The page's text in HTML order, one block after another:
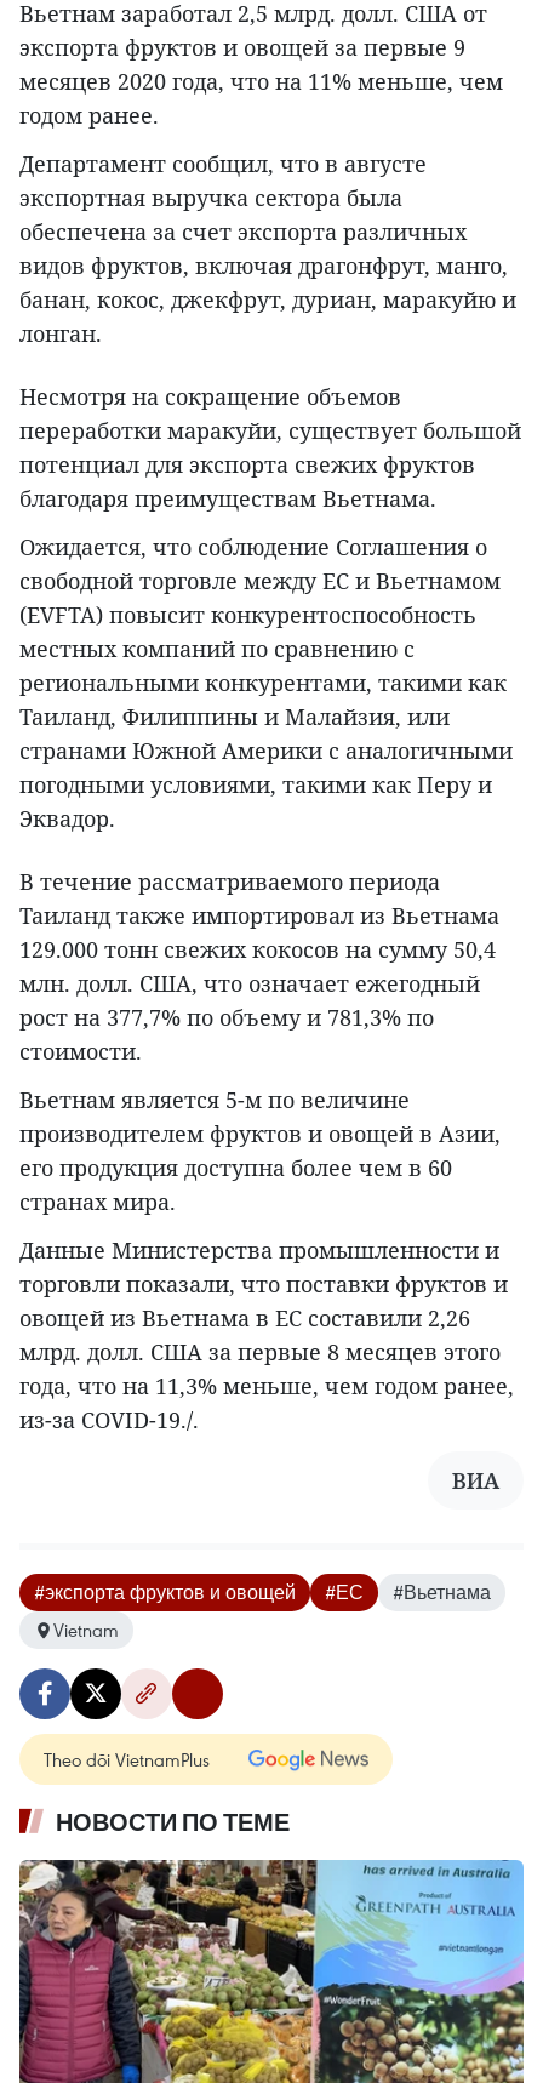
Вьетнам заработал 2,5 млрд. долл. США от
экспорта фруктов и овощей за первые 9
месяцев 2020 года, что на 11% меньше, чем
годом ранее.
Департамент сообщил, что в августе
экспортная выручка сектора была
обеспечена за счет экспорта различных
видов фруктов, включая драгонфрут, манго,
банан, кокос, джекфрут, дуриан, маракуйю и
лонган.
Несмотря на сокращение объемов
переработки маракуйи, существует большой
потенциал для экспорта свежих фруктов
благодаря преимуществам Вьетнама.
Ожидается, что соблюдение Соглашения о
свободной торговле между ЕС и Вьетнамом
(EVFTA) повысит конкурентоспособность
местных компаний по сравнению с
региональными конкурентами, такими как
Таиланд, Филиппины и Малайзия, или
странами Южной Америки с аналогичными
погодными условиями, такими как Перу и
Эквадор.
В течение рассматриваемого периода
Таиланд также импортировал из Вьетнама
129.000 тонн свежих кокосов на сумму 50,4
млн. долл. США, что означает ежегодный
рост на 377,7% по объему и 781,3% по
стоимости.
Вьетнам является 5-м по величине
производителем фруктов и овощей в Азии,
его продукция доступна более чем в 60
странах мира.
Данные Министерства промышленности и
торговли показали, что поставки фруктов и
овощей из Вьетнама в ЕС составили 2,26
млрд. долл. США за первые 8 месяцев этого
года, что на 11,3% меньше, чем годом ранее,
из-за COVID-19./.
ВИА
#экспорта фруктов и овощей #ЕС
#Вьетнама
Vietnam
Theo dõi VietnamPlus
НОВОСТИ ПО ТЕМЕ